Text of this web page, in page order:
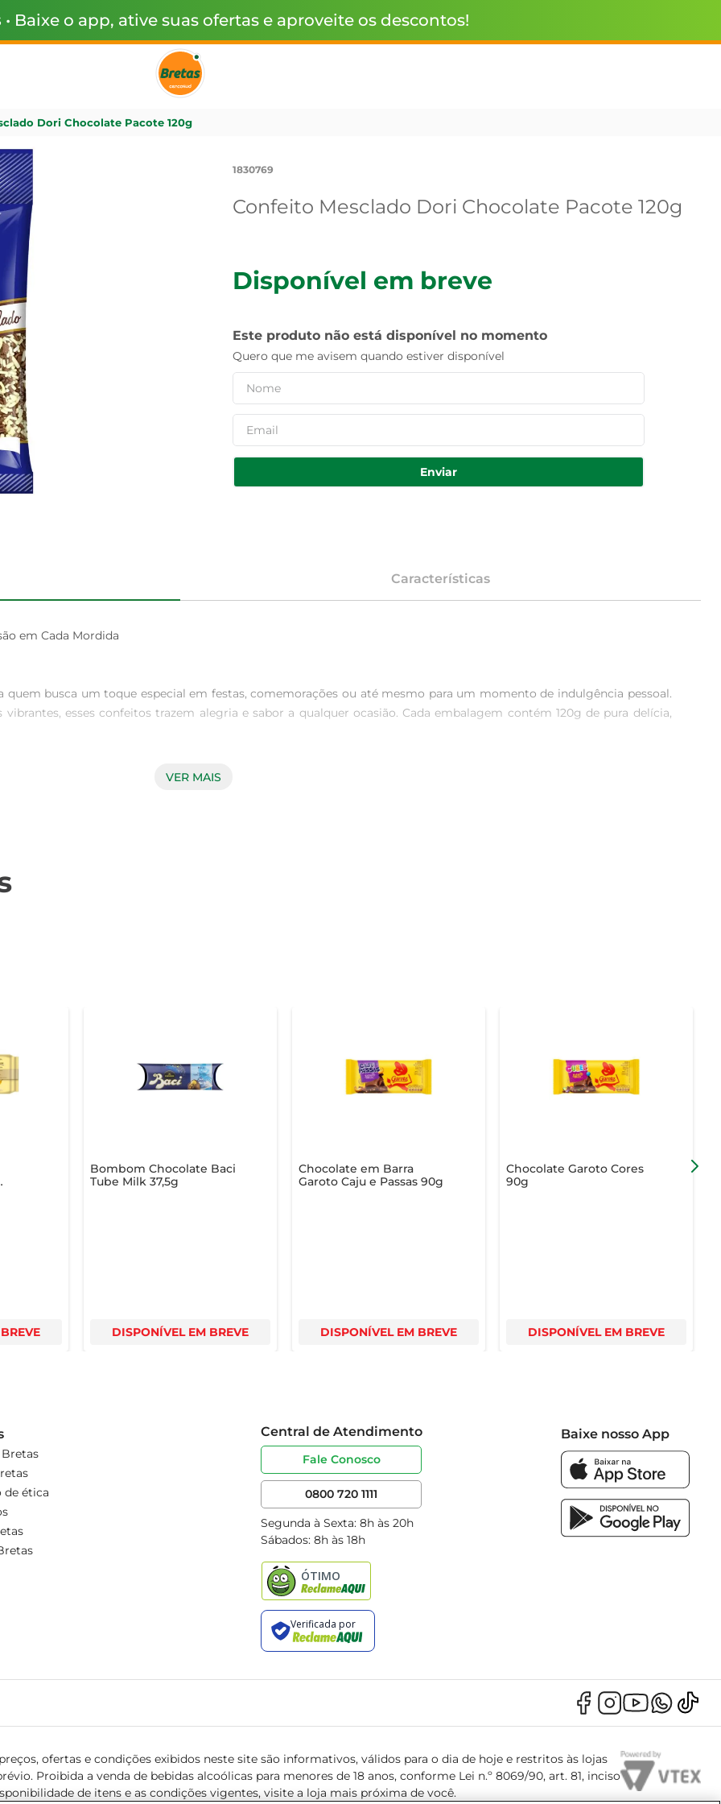
• Baixe o app, ative suas ofertas e aproveite os descontos!
Dori Chocolate Pacote 120g
1830769
Confeito Mesclado Dori Chocolate Pacote 120g
Disponível em breve
Este produto não está disponível no momento
Quero que me avisem quando estiver disponível
Enviar
Características
em Cada Mordida
quem busca um toque especial em festas, comemorações ou até mesmo para um momento de indulgência pessoal.
esses confeitos trazem alegria e sabor a qualquer ocasião. Cada embalagem contém 120g de pura delícia,
familiares, os confeitos mesclados Dori são uma adição deliciosa que agrada a todos. Além de serem um ótimo
VER MAIS
Bombom Chocolate Baci
Tube Milk 37,5g
DISPONÍVEL EM BREVE
Chocolate em Barra
Garoto Caju e Passas 90g
DISPONÍVEL EM BREVE
Chocolate Garoto Cores
90g
DISPONÍVEL EM BREVE
de ética
Central de Atendimento
Fale Conosco
0800 720 1111
Segunda à Sexta: 8h às 20h
Sábados: 8h às 18h
Baixe nosso App
ofertas e condições exibidos neste site são informativos, válidos para o dia de hoje e restritos às lojas
Proibida a venda de bebidas alcoólicas para menores de 18 anos, conforme Lei n.º 8069/90, art. 81, inciso
de itens e as condições vigentes, visite a loja mais próxima de você.